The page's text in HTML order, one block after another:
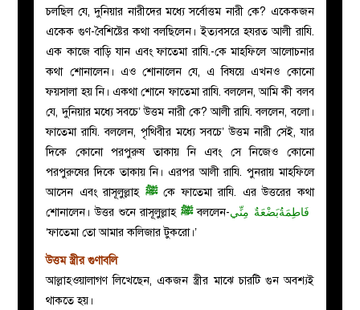
চলছিল যে, দুনিয়ার নারীদের মধ্যে সর্বোত্তম নারী কে? একেকজন
একেক গুণ-বৈশিষ্টের কথা বলছিলেন। ইত্যবসরে হযরত আলী রাযি.
এক কাজে বাড়ি যান এবং ফাতেমা রাযি.-কে মাহফিলে আলোচনার
কথা শোনালেন। এও শোনালেন যে, এ বিষয়ে এখনও কোনো
ফয়সালা হয় নি। একথা শোনে ফাতেমা রাযি. বললেন, আমি কী বলব
যে, দুনিয়ার মধ্যে সবচে’ উত্তম নারী কে? আলী রাযি. বললেন, বলো।
ফাতেমা রাযি. বললেন, পৃথিবীর মধ্যে সবচে’ উত্তম নারী সেই, যার
দিকে কোনো পরপুরুষ তাকায় নি এবং সে নিজেও কোনো
পরপুরুষের দিকে তাকায় নি। এরপর আলী রাযি. পুনরায় মাহফিলে
আসেন এবং রাসূলুল্লাহ
ﷺকে ফাতেমা রাযি. এর উত্তরের কথা
শোনালেন। উত্তর শুনে রাসূলুল্লাহ ﷺবললেন-فَاطِمَةُبَضْعَةٌ مِنِّي
‘ফাতেমা তো আমার কলিজার টুকরো।’
উত্তম স্ত্রীর গুণাবলি
আল্লাহওয়ালাগণ লিখেছেন, একজন স্ত্রীর মাঝে চারটি গুন অবশ্যই
থাকতে হয়।